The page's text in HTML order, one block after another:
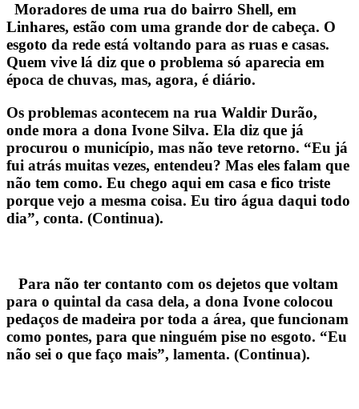
Moradores de uma rua do bairro Shell, em
Linhares, estão com uma grande dor de cabeça. O
esgoto da rede está voltando para as ruas e casas.
Quem vive lá diz que o problema só aparecia em
época de chuvas, mas, agora, é diário.
Os problemas acontecem na rua Waldir Durão,
onde mora a dona Ivone Silva. Ela diz que já
procurou o município, mas não teve retorno. “Eu já
fui atrás muitas vezes, entendeu? Mas eles falam que
não tem como. Eu chego aqui em casa e fico triste
porque vejo a mesma coisa. Eu tiro água daqui todo
dia”, conta. (Continua).
Para não ter contanto com os dejetos que voltam
para o quintal da casa dela, a dona Ivone colocou
pedaços de madeira por toda a área, que funcionam
como pontes, para que ninguém pise no esgoto. “Eu
não sei o que faço mais”, lamenta. (Continua).